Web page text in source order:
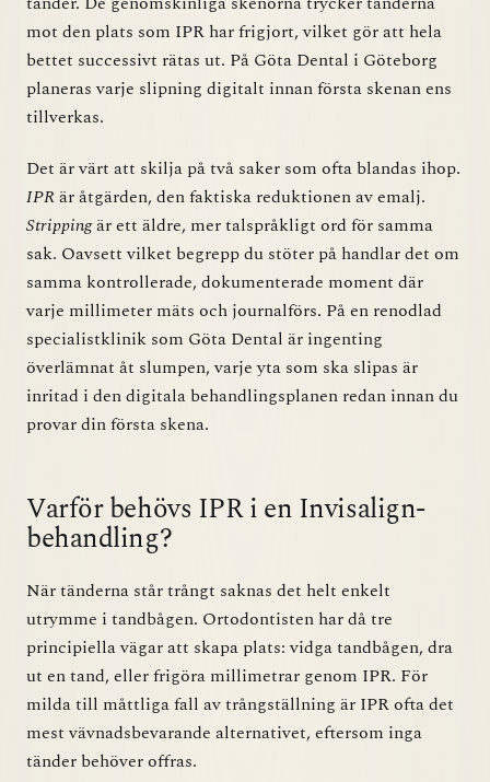
mot den plats som IPR har frigjort, vilket gör att hela
bettet successivt rätas ut. På Göta Dental i Göteborg
planeras varje slipning digitalt innan första skenan ens
tillverkas.
Det är värt att skilja på två saker som ofta blandas ihop.
IPRär åtgärden, den faktiska reduktionen av emalj.
Strippingär ett äldre, mer talspråkligt ord för samma
sak. Oavsett vilket begrepp du stöter på handlar det om
samma kontrollerade, dokumenterade moment där
varje millimeter mäts och journalförs. På en renodlad
specialistklinik som Göta Dental är ingenting
överlämnat åt slumpen, varje yta som ska slipas är
inritad i den digitala behandlingsplanen redan innan du
provar din första skena.
Varför behövs IPR i en Invisalign-
behandling?
När tänderna står trångt saknas det helt enkelt
utrymme i tandbågen. Ortodontisten har då tre
principiella vägar att skapa plats: vidga tandbågen, dra
ut en tand, eller frigöra millimetrar genom IPR. För
milda till måttliga fall av trångställning är IPR ofta det
mest vävnadsbevarande alternativet, eftersom inga
tänder behöver offras.